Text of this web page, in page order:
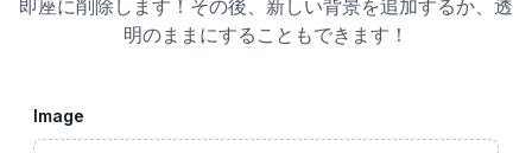
即座に削除します！その後、新しい背景を追加するか、透
明のままにすることもできます！
Image